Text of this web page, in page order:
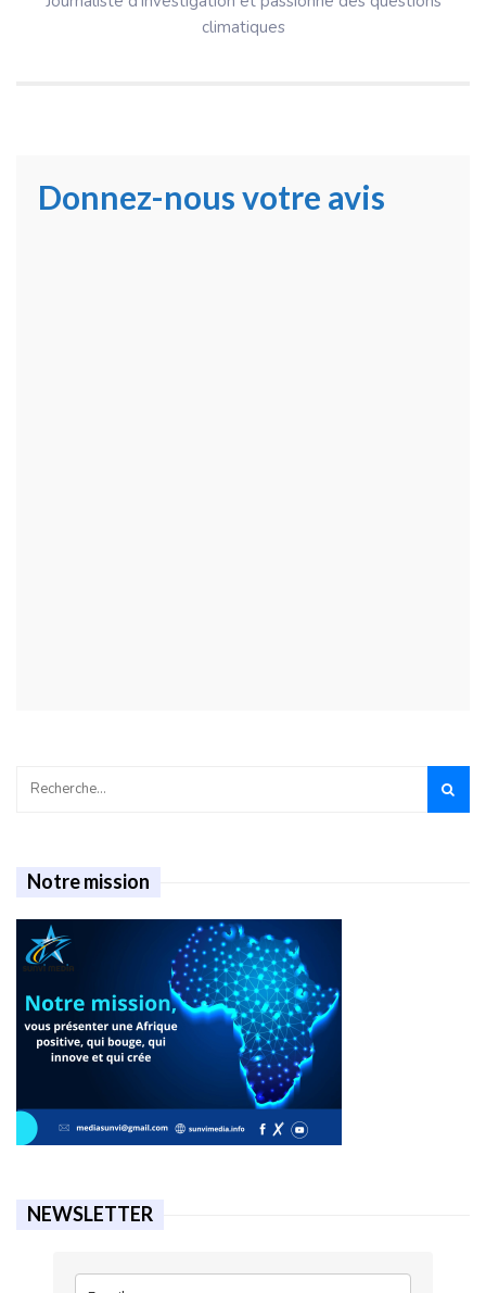
climatiques
Donnez-nous votre avis
Notre mission
NEWSLETTER